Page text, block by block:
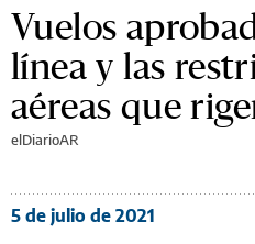
Vuelos
línea y las
aéreas que
elDiarioAR
5 de julio de 2021